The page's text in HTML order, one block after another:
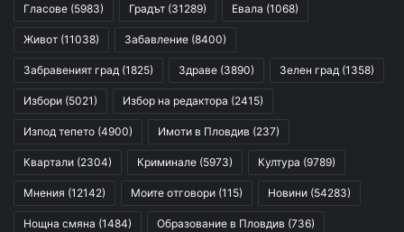
Гласове (5983) Градът (31289) Евала (1068)
Живот (11038) Забавление (8400)
Забравеният град (1825) Здраве (3890) Зелен град (1358)
Избори (5021) Избор на редактора (2415)
Изпод тепето (4900) Имоти в Пловдив (237)
Квартали (2304) Криминале (5973) Култура (9789)
Мнения (12142) Моите отговори (115) Новини (54283)
Нощна смяна (1484) Образование в Пловдив (736)